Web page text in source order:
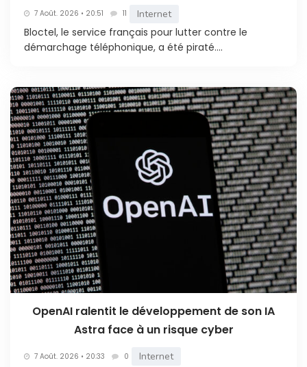
7 Août. 2026 • 20:51 11 Internet
Bloctel, le service français pour lutter contre le
démarchage téléphonique, a été piraté....
OpenAI ralentit le développement de son IA
Astra face à un risque cyber
7 Août. 2026 • 20:33 0 Internet